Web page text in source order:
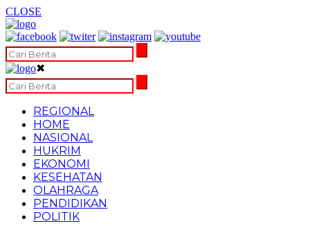
CLOSE
✖
REGIONAL
HOME
NASIONAL
HUKRIM
EKONOMI
KESEHATAN
OLAHRAGA
PENDIDIKAN
POLITIK